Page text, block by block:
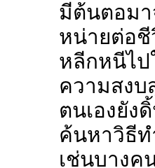
มีต้นตอม
หน่ายต่อ
หลีกหนีไ
ความสง
ตนเองยั
ค้นหาวิธี
เช่นบาง